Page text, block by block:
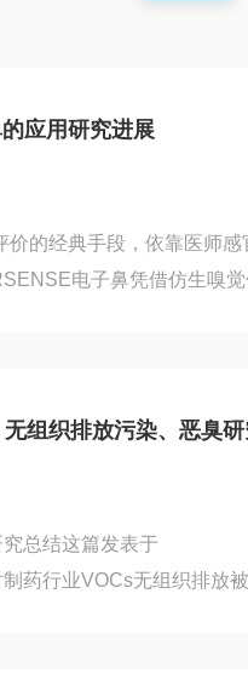
应用研究进展
的经典手段，依靠医师感
电子鼻凭借仿生嗅
现状。设备工作原理
组织排放污染、恶臭
总结这篇发表于
药行业VOCs无组织排放